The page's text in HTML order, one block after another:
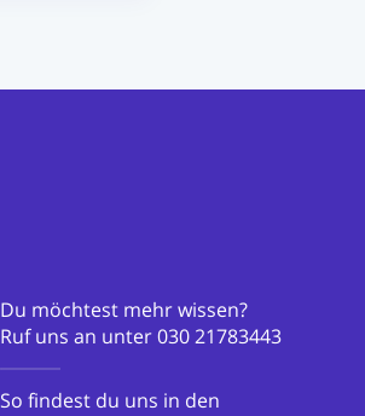
Du möchtest mehr wissen?
Ruf uns an unter030 21783443
So findest du uns in den